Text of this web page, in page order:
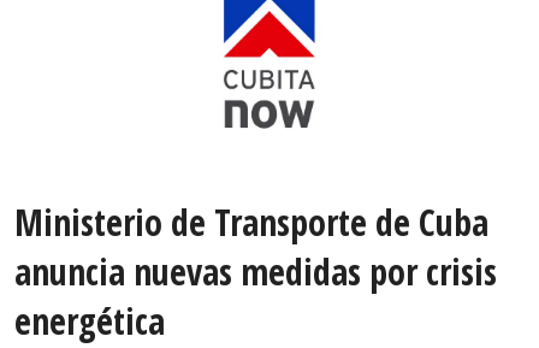
Ministerio de Transporte de Cuba
anuncia nuevas medidas por crisis
energética